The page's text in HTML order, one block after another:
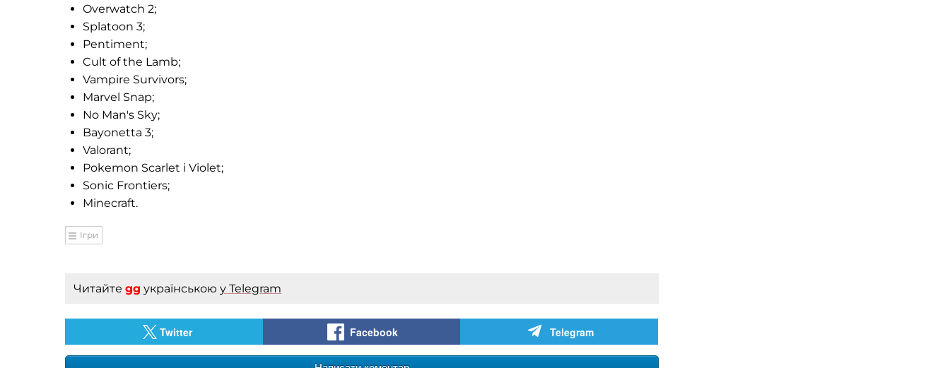
Overwatch 2;
Splatoon 3;
Pentiment;
Cult of the Lamb;
Vampire Survivors;
Marvel Snap;
No Man's Sky;
Bayonetta 3;
Valorant;
Pokemon Scarlet і Violet;
Sonic Frontiers;
Minecraft.
Ігри
Читайте gg українською у Telegram
Twitter Facebook Telegram